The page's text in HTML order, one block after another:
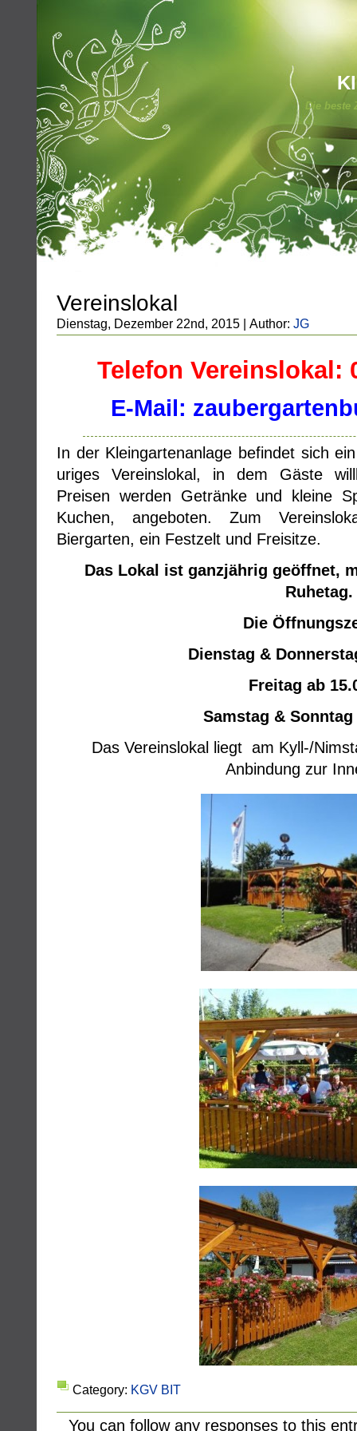
Die beste
Vereinslokal
Dienstag, Dezember 22nd, 2015 | Author: JG
Telefon Vereinslokal:
E-Mail:
In der Kleingartenanlage befindet sich
uriges Vereinslokal, in dem Gäste
Preisen werden Getränke und kleine
Kuchen, angeboten. Zum
Biergarten, ein Festzelt und Freisitze.
Das Lokal ist ganzjährig geöffnet,
Ruhetag.
Die
Dienstag &
Freitag ab
Samstag & Sonntag
Das Vereinslokal liegt am Kyll-/
Anbindung zur
Category: KGV BIT
You can follow any responses to this